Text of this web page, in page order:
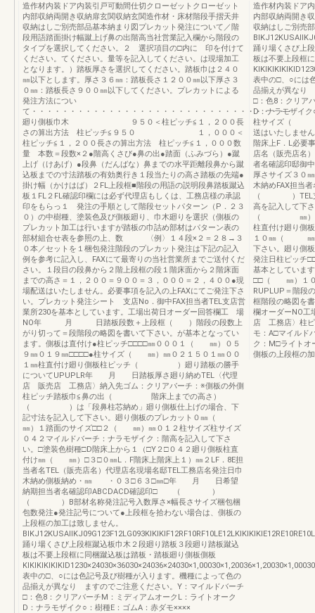
造作材内装ドア内装引戸可動間仕切クローゼットクローゼット
内部収納両開き収納扉玄関収納玄関造作材・床材階段手摺天井
収納はしご別売部品基本納まり図プレカット発注について／階
段用語踏面掛け幅蹴上げ鼻の出階高当社営業記入欄から階段の
タイプを選択してください。２ 選択項目の□内に 印を付けて
ください。てください。量等を記入してください。は現場加工
となります。）踏板厚さを選択してください。踏板巾は２４０
㎜以下とします。厚さ３６㎜：踏板長さ１２００㎜以下厚さ３
０㎜：踏板長さ９００㎜以下してください。プレカットによる
発注方法につい
て・・・・・・・・・・・・・・・・・・・・・・・・・・・・・・・・・・
廻り側板巾木 ９５０＜柱ピッチ≦１，２００長
さの算出方法 柱ピッチ≦９５０ １，０００＜
柱ピッチ≦１，２００長さの算出方法 柱ピッチ≦１，０００数
量 本数＝段数×２●階高くさび●鼻の出●踏面（ふみづら）●蹴
上げ（けあげ）●段鼻（だんばな）鼻までの水平距離段鼻から蹴
込板までの寸法踏板の有効奥行き１段当たりの高さ踏板の先端●
掛け幅（かけはば）２FL上段框■階段の用語の説明段鼻踏板蹴込
板１FL２FL確認印欄には必ず代理店もしくは、工務店様の承認
印をもらっ１ 発注の手順として階段セットパターン（P．２３
０）の中樹種、塗装色及び側板廻り、巾木廻りを選択（側板の
プレカット加工は行いますが踏板の巾詰め部材はパターン表の
部材組合せ表を参照の上、数 〈例〉１４段×２＝２８→３
０本／セットを１梱包発注階段のプレカット発注は下記の記入
例を参考に記入し、FAXにて最寄りの当社営業所までご送付くだ
さい。１段目の段鼻から２階上段框の段１階床面から２階床面
までの高さ＝１，２００＝９００＝３，０００＝２，４００●現
場配送はいたしません。必要事項を記入の上FAXにてご発注下さ
い。プレカット発注シート 支店No．御中FAX担当者TEL支店営
業所230を基本としています。工場出荷日オーダー回答欄工 場
NO年 月 日踏板段数＋上段框（ ）階段の段数上
がり切って＝段階段の略図を書いて下さい。が基本となってい
ます。側板は直付け●柱ピッチ□□□□㎜０００１（ ㎜）０５
９㎜０１９㎜□□□□●柱サイズ（ ㎜）㎜０２１５０１㎜００
１㎜柱直付け廻り側板柱ピッチ（ ）廻り踏板の勝手
についてUPUPLR年 月 日踏板厚さ廻り納めTEL〈代理
店 販売店 工務店〉納入先ゴム：クリアバーチ：※側板の外側
柱ピッチ踏板巾≦鼻の出（ 階床上までの高さ）
（ ）は「段鼻柱芯納め」廻り側板仕上げの場合、下
記寸法を記入して下さい。廻り側板のプレカット０㎜（
㎜）１踏面のサイズ□□２（ ㎜）㎜０１２柱サイズ柱サイズ
０４２マイルドバーチ：ナラモザイク：階高を記入して下さ
い。□塗装色樹種□D階床上から１（□Y２□０４２廻り側板柱直
付け㎜（ ㎜）□３□０㎜L．F階床上階床上１）㎜２LF．8E担
当者名TEL（販売店名）代理店名現場名邸TEL工務店名発注日巾
木納め側板納め・㎜ ・０３□６３□㎜□年 月 日希望
納期担当者名確認印ABCDACD確認印□ （ ）
（ ）B部材名称発注記号入数厚さ×幅長さサイズ梱包梱
包数発注●発注記号について●上段框を拾わない場合は、側板の
上段框の加工は致しません。
踊り場くさび上段框蹴込板巾木２段廻り踏板３段廻り踏板蹴込
板は不要上段框に同梱蹴込板は踏板・踏板廻り側板側板
表中の□、○には色記号及び樹種が入ります。機種によって色の
品揃えが異なり ますのでご注意ください。Y：マイルドバーチ
□：色8：クリアバーチM：ミディアムオークL：ライトオーク
D：ナラモザイク○：樹種E：ゴムA：赤ダモ××××
造作材内装ドア
内部収納両開き
収納はしご別売
踊り場くさび上
板は不要上段框
表中の□、○には
品揃えが異なり
□：色8：クリア
D：ナラモザ
柱サイズ（ ）
送はいたしませ
階床上F．L必要
店名（販売店名
者名確認印邸御
厚さサイズ３０
木納めFAX担
（ ）
高を記入して下
（ ㎜）□３
柱直付け廻り側
１０㎜（ ㎜）
下さい。廻り側
発注日柱ピッチ
基本としていま
□□（ ㎜）１０
RUPLUP＝階段
框階段の略
欄オーダーNO
店 工務店〉柱ピ
モ：A□マイルド
ク：M□ライトオ
側板の上段框の